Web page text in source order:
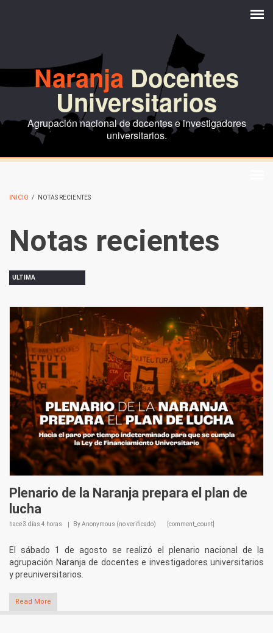
Naranja Docentes
Universitarios
Agrupación nacional de docentes e investigadores
universitarios.
INICIO / NOTAS RECIENTES
Notas recientes
ULTIMA
Plenario de la Naranja prepara el plan de
lucha
hace3 días 4 horas ByAnonymous (no verificado) [comment_count]
El sábado 1 de agosto se realizó el plenario nacional de la
agrupación Naranja de docentes e investigadores universitarios
y preuniversitarios.
Read More